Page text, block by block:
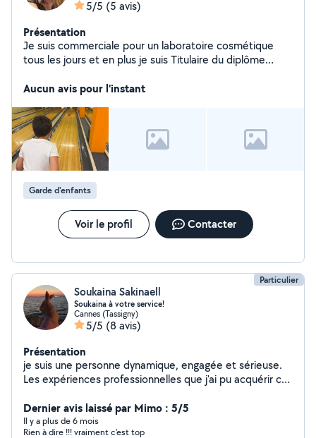
5/5 (5 avis)
Présentation
Je suis commerciale pour un laboratoire cosmétique
tous les jours et en plus je suis Titulaire du diplôme
loulous. Je suis organisée, patiente, à l'écoute :)
Aucun avis pour l'instant
Garde d'enfants
Voir le profil Contacter
Particulier
Soukaina Sakinaell
Soukaina à votre service!
Cannes (Tassigny)
5/5 (8 avis)
Présentation
je suis une personne dynamique, engagée et sérieuse.
Les expériences professionnelles que j'ai pu acquérir ces
efficace et opérationnelle,et vous pourrez compter sur
ma motivation pour la réalisation de toutes les tâches
Dernier avis laissé par Mimo : 5/5
Il y a plus de 6 mois
Rien à dire !!! vraiment c'est top